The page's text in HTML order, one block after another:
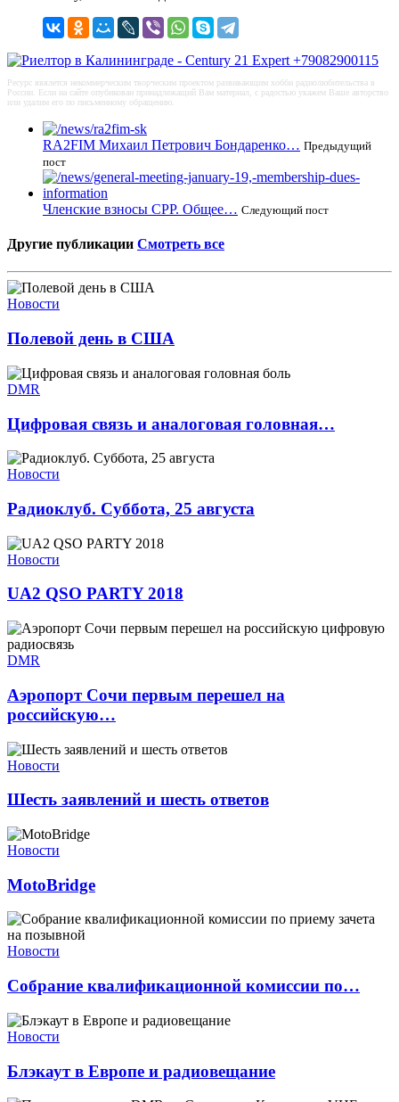
Ресурс явялется некоммерческим творческим проектом развивающим хобби радиолюбительства в
России. Если на сайте опубикован принадлежащий Вам материал, с радостью укажем Ваше авторство
или удалим его по письменному обращению.
RA2FIM Михаил Петрович Бондаренко… Предыдущий
пост
Членские взносы СРР. Общее… Следующий пост
Другие публикации Смотреть все
Новости
Полевой день в США
DMR
Цифровая связь и аналоговая головная…
Новости
Радиоклуб. Суббота, 25 августа
Новости
UA2 QSO PARTY 2018
DMR
Аэропорт Сочи первым перешел на
российскую…
Новости
Шесть заявлений и шесть ответов
Новости
MotoBridge
Новости
Собрание квалификационной комиссии по…
Новости
Блэкаут в Европе и радиовещание